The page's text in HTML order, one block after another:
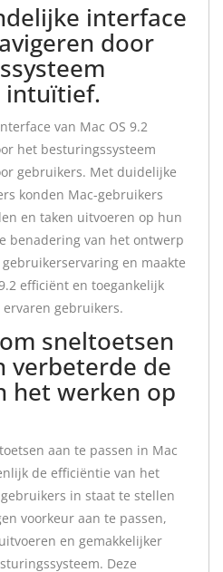
interface
door
intuïtief.
van Mac OS 9.2
het besturingssysteem
gebruikers. Met duidelijke
konden Mac-gebruikers
en taken uitvoeren op hun
benadering van het ontwerp
en maakte
efficiënt en toegankelijk
gebruikers.
sneltoetsen
verbeterde de
het werken op
aan te passen in Mac
de efficiëntie van het
in staat te stellen
voorkeur aan te passen,
en gemakkelijker
Deze